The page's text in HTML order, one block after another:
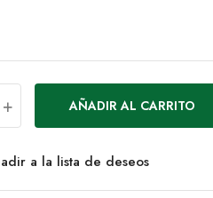
+ AÑADIR AL CARRITO
a la lista de deseos